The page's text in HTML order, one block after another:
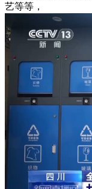
艺等等，